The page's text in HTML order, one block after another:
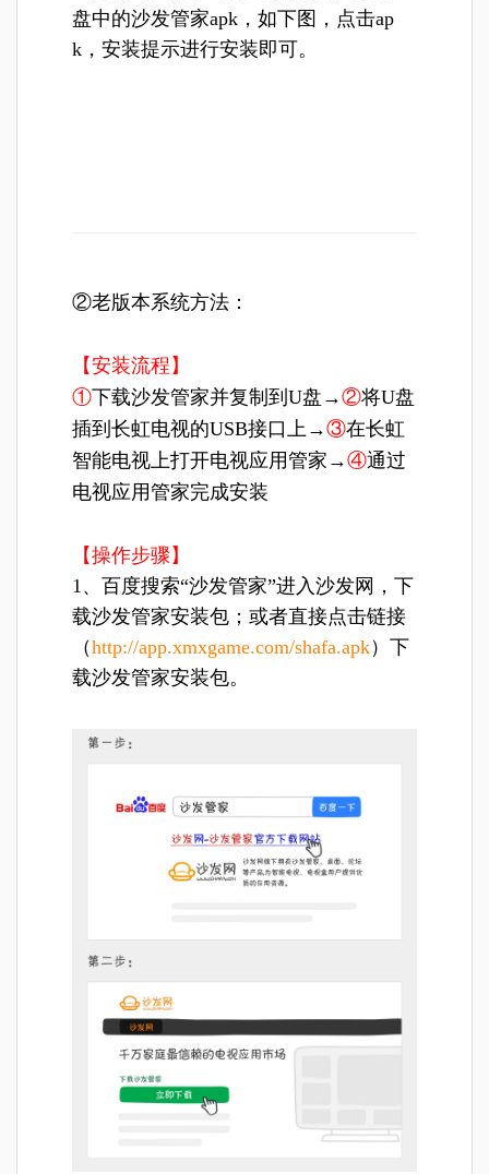
盘中的沙发管家apk，如下图，点击ap
k，安装提示进行安装即可。
②老版本系统方法：
【安装流程】
①下载沙发管家并复制到U盘→②将U盘
插到长虹电视的USB接口上→③在长虹
智能电视上打开电视应用管家→④通过
电视应用管家完成安装
【操作步骤】
1、百度搜索“沙发管家”进入沙发网，下
载沙发管家安装包；或者直接点击链接
（http://app.xmxgame.com/shafa.apk）下
载沙发管家安装包。